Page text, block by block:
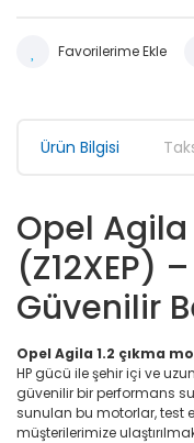
Ürün Bilgisi
Opel Agila
(Z12XEP)
Güvenilir
Opel Agila 1.2 çıkma
HP gücü ile şehir içi ve
güvenilir bir performans
sunulan bu motorlar, test
müşterilerimize